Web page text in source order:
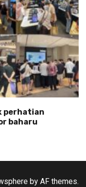
perhatian
baharu
by AF themes.